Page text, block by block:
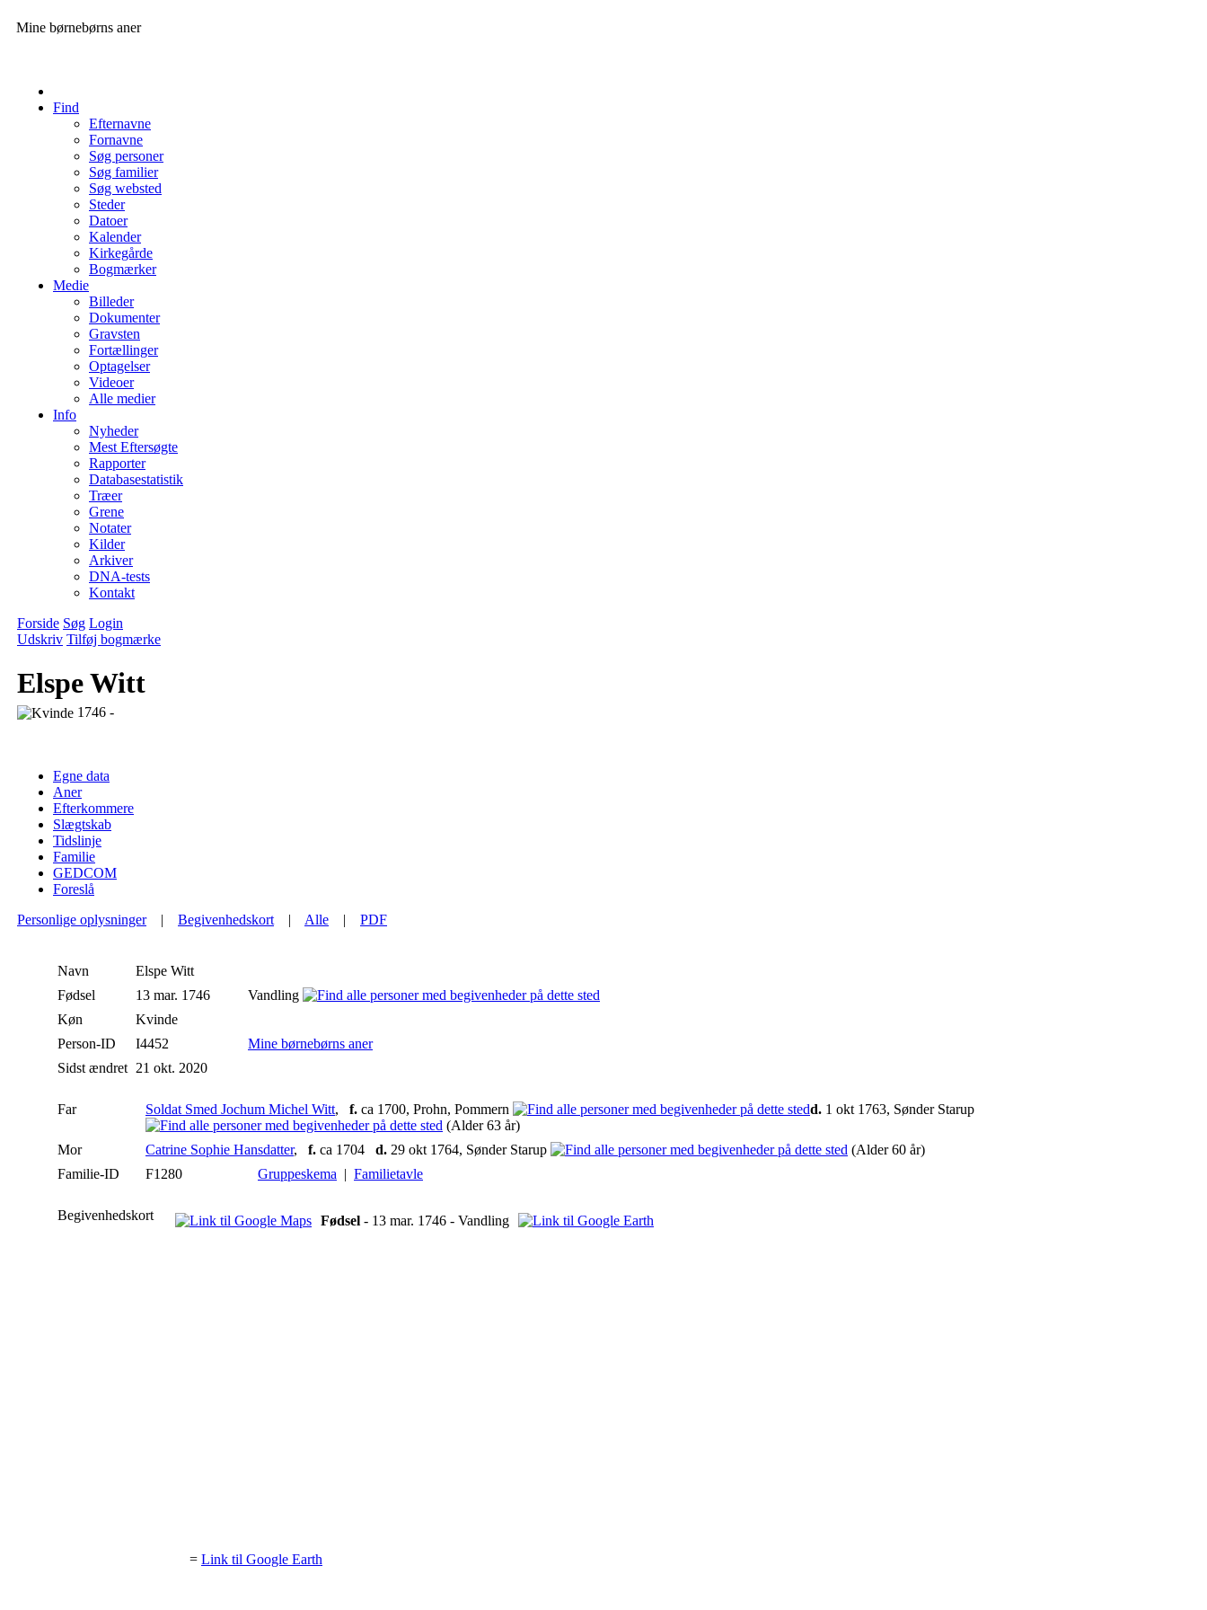
Mine børnebørns aner
Find
Efternavne
Fornavne
Søg personer
Søg familier
Søg websted
Steder
Datoer
Kalender
Kirkegårde
Bogmærker
Medie
Billeder
Dokumenter
Gravsten
Fortællinger
Optagelser
Videoer
Alle medier
Info
Nyheder
Mest Eftersøgte
Rapporter
Databasestatistik
Træer
Grene
Notater
Kilder
Arkiver
DNA-tests
Kontakt
Forside Søg Login
Udskriv Tilføj bogmærke
Elspe Witt
1746 -
Egne data
Aner
Efterkommere
Slægtskab
Tidslinje
Familie
GEDCOM
Foreslå
Personlige oplysninger| Begivenhedskort| Alle | PDF
Navn Elspe Witt
Fødsel
13 mar. 1746
Vandling
Køn
Kvinde
Person-ID
I4452
Mine børnebørns aner
Sidst ændret 21 okt. 2020
Far Soldat Smed Jochum Michel Witt, f. ca 1700, Prohn, Pommern d. 1 okt 1763, Sønder Starup
(Alder 63 år)
Mor
Catrine Sophie Hansdatter, f. ca 1704 d. 29 okt 1764, Sønder Starup
(Alder 60 år)
Familie-ID
F1280 Gruppeskema | Familietavle
Begivenhedskort Fødsel - 13 mar. 1746 - Vandling
= Link til Google Earth